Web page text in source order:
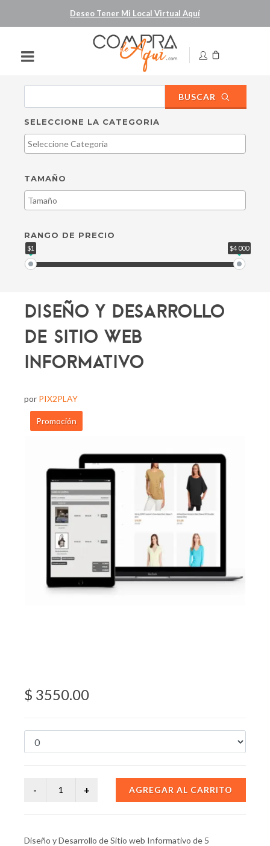
Deseo Tener Mi Local Virtual Aquí
BUSCAR
SELECCIONE LA CATEGORIA
TAMAÑO
RANGO DE PRECIO
$1 $4 000
Diseño y Desarrollo
de Sitio web
Informativo
por PIX2PLAY
Promoción
$ 3550.00
AGREGAR AL CARRITO
Diseño y Desarrollo de Sitio web Informativo de 5